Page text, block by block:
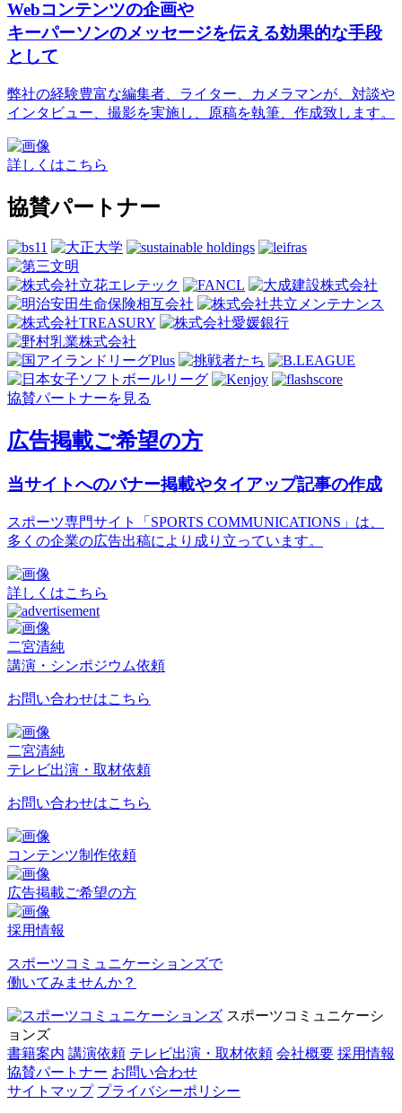
Webコンテンツの企画や
キーパーソンのメッセージを伝える効果的な手段
として
弊社の経験豊富な編集者、ライター、カメラマンが、対談や
インタビュー、撮影を実施し、原稿を執筆、作成致します。
詳しくはこちら
協賛パートナー
協賛パートナーを見る
広告掲載ご希望の方
当サイトへのバナー掲載やタイアップ記事の作成
スポーツ専門サイト「SPORTS COMMUNICATIONS」は、
多くの企業の広告出稿により成り立っています。
詳しくはこちら
二宮清純
講演・シンポジウム依頼
お問い合わせはこちら
二宮清純
テレビ出演・取材依頼
お問い合わせはこちら
コンテンツ制作依頼
広告掲載ご希望の方
採用情報
スポーツコミュニケーションズで
働いてみませんか？
スポーツコミュニケーシ
ョンズ
書籍案内 講演依頼 テレビ出演・取材依頼 会社概要 採用情報
協賛パートナー お問い合わせ
サイトマップ プライバシーポリシー